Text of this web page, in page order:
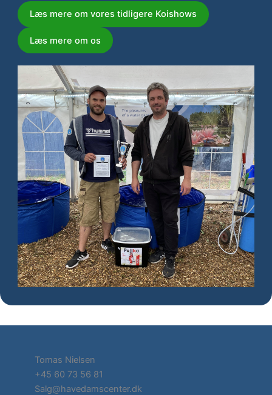
Læs mere om vores tidligere Koishows
Læs mere om os
Tomas Nielsen
+45 60 73 56 81
Salg@havedamscenter.dk